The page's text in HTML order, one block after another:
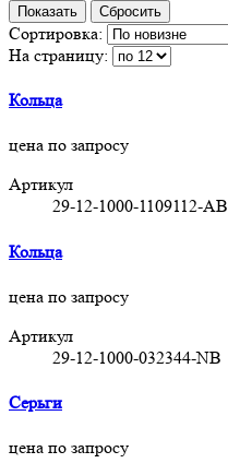
Сортировка:
На страницу:
Кольца
цена по запросу
Артикул
29-12-1000-1109112-AB
Кольца
цена по запросу
Артикул
29-12-1000-032344-NB
Серьги
цена по запросу